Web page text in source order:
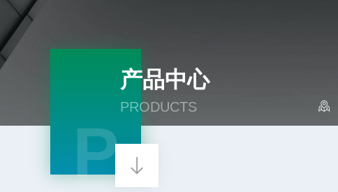
产品中心
PRODUCTS
P